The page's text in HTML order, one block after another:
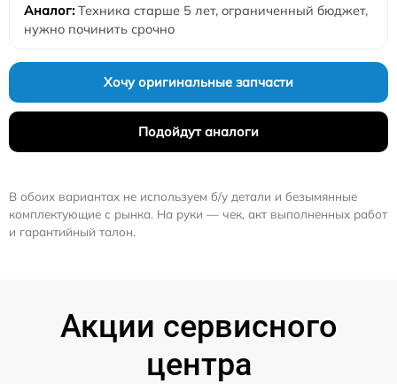
Техника старше 5 лет, ограниченный бюджет,
нужно починить срочно
Хочу оригинальные запчасти
Подойдут аналоги
В обоих вариантах не используем б/у детали и безымянные
комплектующие с рынка. На руки — чек, акт выполненных работ
и гарантийный талон.
Акции сервисного
центра